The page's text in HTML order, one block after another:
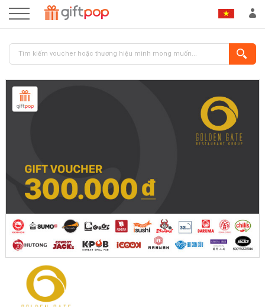
ĐĂNG NHẬP